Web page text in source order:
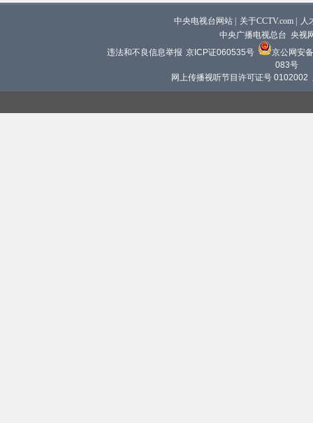
中央电视台网站 关于CCTV.com
人
中央广播电视总台 央视
违法和不良信息举报 京ICP证060535号
京公网安
083号
网上传播视听节目许可证号